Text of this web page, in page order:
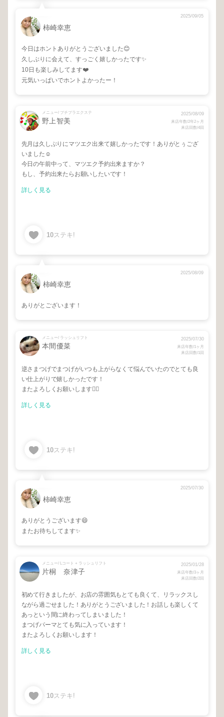
柿崎幸恵
2025/09/05
今日はホントありがとうございました😊
久しぶりに会えて、すっごく嬉しかったです✨
10日も楽しみしてます❤️
元気いっぱいでホントよかったー！
メニュー/ プチプラエクステ
野上智美
2025/08/09
来店年数/2年2ヶ月
来店回数/4回
先月は久しぶりにマツエク出来て嬉しかったです！ありがとぅござ
いました☺️
今日の午前中って、マツエク予約出来ますか？
もし、予約出来たらお願いしたいです！
詳しく見る
10ステキ!
柿崎幸恵
2025/08/09
ありがとございます！
メニュー/ ラッシュリフト
本間優菜
2025/07/30
来店年数/1ヶ月
来店回数/1回
逆さまつげでまつげがいつも上がらなくて悩んでいたのでとても良
い仕上がりで嬉しかったです！
またよろしくお願いします🙇‍♀️
詳しく見る
10ステキ!
柿崎幸恵
2025/07/30
ありがとうございます😄
またお待ちしてます✨
メニュー/ Lコート + ラッシュリフト
片桐 奈津子
2025/01/28
来店年数/3ヶ月
来店回数/2回
初めて行きましたが、お店の雰囲気もとても良くて、リラックスし
ながら過ごせました！ありがとうございました！お話しも楽しくて
あっという間に終わってしまいました！
まつげパーマとても気に入っています！
またよろしくお願いします！
詳しく見る
10ステキ!